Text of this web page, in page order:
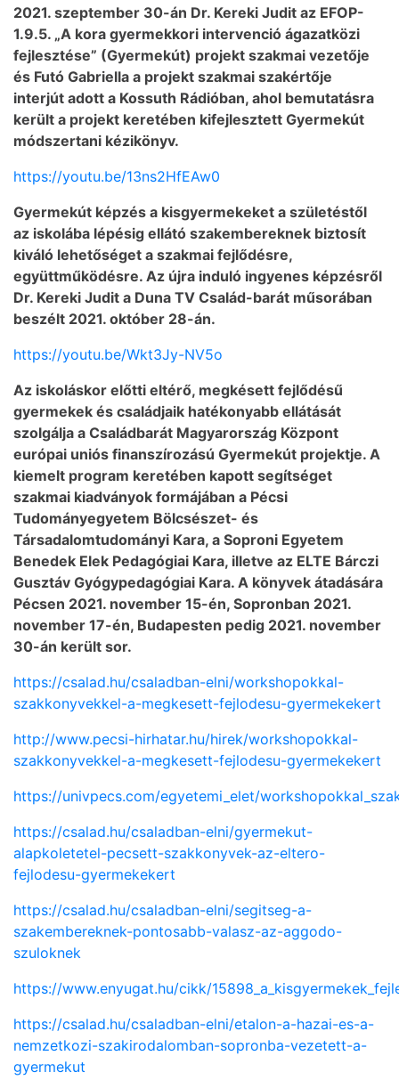
2021. szeptember 30-án Dr. Kereki Judit az EFOP-
1.9.5. „A kora gyermekkori intervenció ágazatközi
fejlesztése” (Gyermekút) projekt szakmai vezetője
és Futó Gabriella a projekt szakmai szakértője
interjút adott a Kossuth Rádióban, ahol bemutatásra
került a projekt keretében kifejlesztett Gyermekút
módszertani kézikönyv.
https://youtu.be/13ns2HfEAw0
Gyermekút képzés a kisgyermekeket a születéstől
az iskolába lépésig ellátó szakembereknek biztosít
kiváló lehetőséget a szakmai fejlődésre,
együttműködésre. Az újra induló ingyenes képzésről
Dr. Kereki Judit a Duna TV Család-barát műsorában
beszélt 2021. október 28-án.
https://youtu.be/Wkt3Jy-NV5o
Az iskoláskor előtti eltérő, megkésett fejlődésű
gyermekek és családjaik hatékonyabb ellátását
szolgálja a Családbarát Magyarország Központ
európai uniós finanszírozású Gyermekút projektje. A
kiemelt program keretében kapott segítséget
szakmai kiadványok formájában a Pécsi
Tudományegyetem Bölcsészet- és
Társadalomtudományi Kara, a Soproni Egyetem
Benedek Elek Pedagógiai Kara, illetve az ELTE Bárczi
Gusztáv Gyógypedagógiai Kara. A könyvek átadására
Pécsen 2021. november 15-én, Sopronban 2021.
november 17-én, Budapesten pedig 2021. november
30-án került sor.
https://csalad.hu/csaladban-elni/workshopokkal-
szakkonyvekkel-a-megkesett-fejlodesu-gyermekekert
http://www.pecsi-hirhatar.hu/hirek/workshopokkal-
szakkonyvekkel-a-megkesett-fejlodesu-gyermekekert
https://univpecs.com/egyetemi_elet/
https://csalad.hu/csaladban-elni/gyermekut-
alapkoletetel-pecsett-szakkonyvek-az-eltero-
fejlodesu-gyermekekert
https://csalad.hu/csaladban-elni/segitseg-a-
szakembereknek-pontosabb-valasz-az-aggodo-
szuloknek
https://www.enyugat.hu/cikk/
https://csalad.hu/csaladban-elni/etalon-a-hazai-es-a-
nemzetkozi-szakirodalomban-sopronba-vezetett-a-
gyermekut